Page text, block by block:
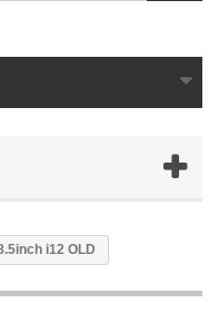
i12 OLD